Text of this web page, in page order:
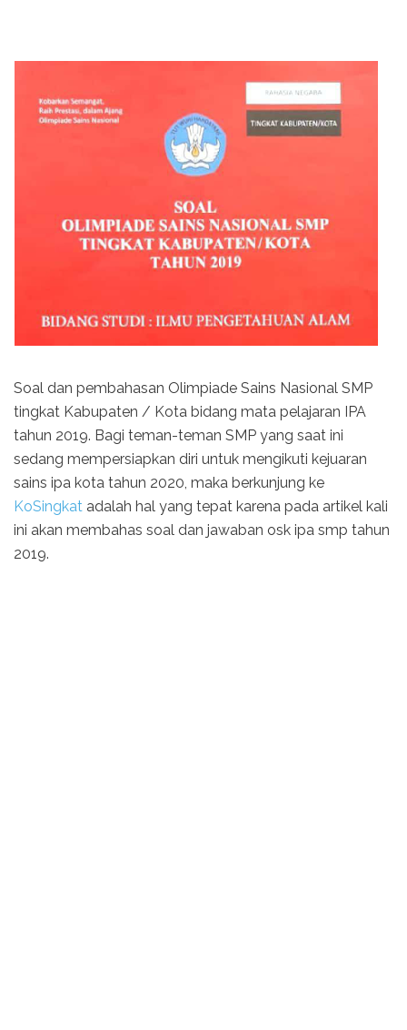
Soal dan pembahasan Olimpiade Sains Nasional SMP
tingkat Kabupaten / Kota bidang mata pelajaran IPA
tahun 2019. Bagi teman-teman SMP yang saat ini
sedang mempersiapkan diri untuk mengikuti kejuaran
sains ipa kota tahun 2020, maka berkunjung ke
KoSingkat adalah hal yang tepat karena pada artikel kali
ini akan membahas soal dan jawaban osk ipa smp tahun
2019.